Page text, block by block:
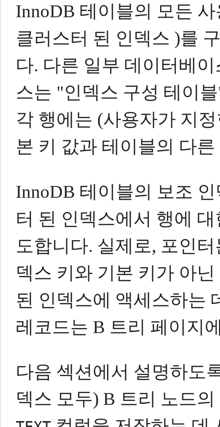
InnoDB 테이블의 모든
클러스터 된 인덱스 )를
다. 다른 일부 데이터베
스는 "인덱스 구성 테이
각 행에는 (사용자가 지
본 키 값과 테이블의 다
InnoDB 테이블의 보조
터 된 인덱스에서 행에
도합니다. 실제로, 포인
덱스 키와 기본 키가 아
된 인덱스에 액세스하는
레코드는 B 트리 페이지
다음 섹션에서 설명하도
덱스 모두) B 트리 노드